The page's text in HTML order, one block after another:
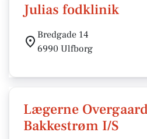
Julias fodklinik
Bredgade 14
6990 Ulfborg
Lægerne
Bakkestrøm I/S